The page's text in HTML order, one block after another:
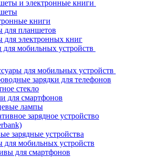
и электронные книги
книги
для планшетов
для электронных книг
для мобильных устройств
для мобильных устройств
зарядки для телефонов
стекло
для смартфонов
лампы
зарядное устройство
зарядные устройства
для мобильных устройств
для смартфонов